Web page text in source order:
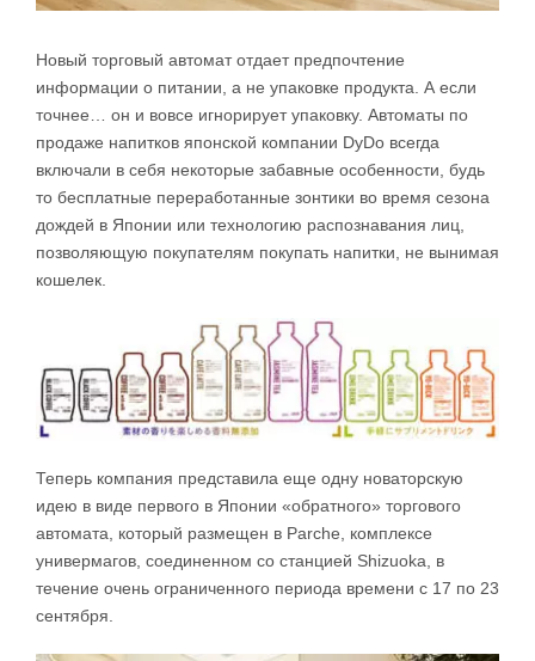
Новый торговый автомат отдает предпочтение
информации о питании, а не упаковке продукта. А если
точнее… он и вовсе игнорирует упаковку. Автоматы по
продаже напитков японской компании DyDo всегда
включали в себя некоторые забавные особенности, будь
то бесплатные переработанные зонтики во время сезона
дождей в Японии или технологию распознавания лиц,
позволяющую покупателям покупать напитки, не вынимая
кошелек.
Теперь компания представила еще одну новаторскую
идею в виде первого в Японии «обратного» торгового
автомата, который размещен в Parche, комплексе
универмагов, соединенном со станцией Shizuoka, в
течение очень ограниченного периода времени с 17 по 23
сентября.